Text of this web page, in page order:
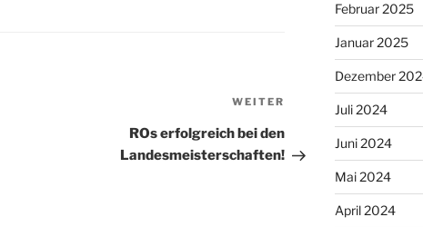
Nächster
Beitrag
WEITER
ROs erfolgreich bei den
Landesmeisterschaften!
Februar 2025
Januar 2025
Dezember
Juli 2024
Juni 2024
Mai 2024
April 2024